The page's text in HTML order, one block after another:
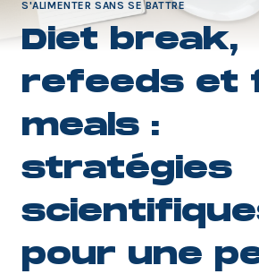
S'ALIMENTER SANS SE BATTRE
Diet break,
refeeds et
meals :
stratégies
pour une